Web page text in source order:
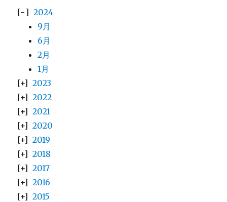
2024
9月
6月
2月
1月
2023
2022
2021
2020
2019
2018
2017
2016
2015